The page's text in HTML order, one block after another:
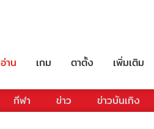
อ่าน เกม ตาตั้ง เพิ่มเติม
กีฬา ข่าว ข่าวบันเทิง